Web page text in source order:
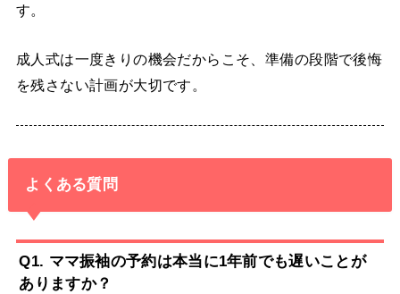
す。
成人式は一度きりの機会だからこそ、準備の段階で後悔
を残さない計画が大切です。
よくある質問
Q1. ママ振袖の予約は本当に1年前でも遅いことが
ありますか？